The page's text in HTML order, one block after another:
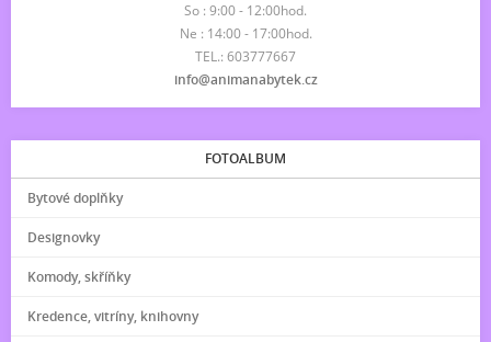
So : 9:00 - 12:00hod.
Ne : 14:00 - 17:00hod.
TEL.: 603777667
info@animanabytek.cz
FOTOALBUM
Bytové doplňky
Designovky
Komody, skříňky
Kredence, vitríny, knihovny